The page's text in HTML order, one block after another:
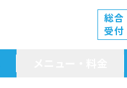
総合
受付